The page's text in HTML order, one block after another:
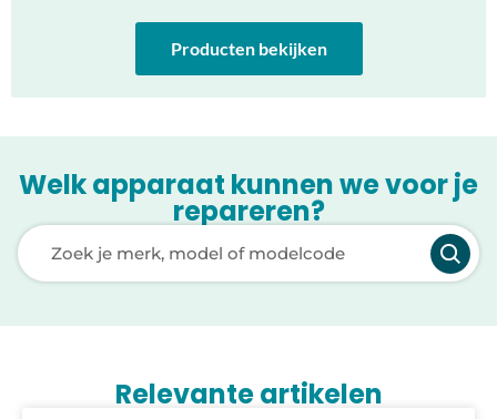
Producten bekijken
Welk apparaat kunnen we voor je
repareren?
Relevante artikelen